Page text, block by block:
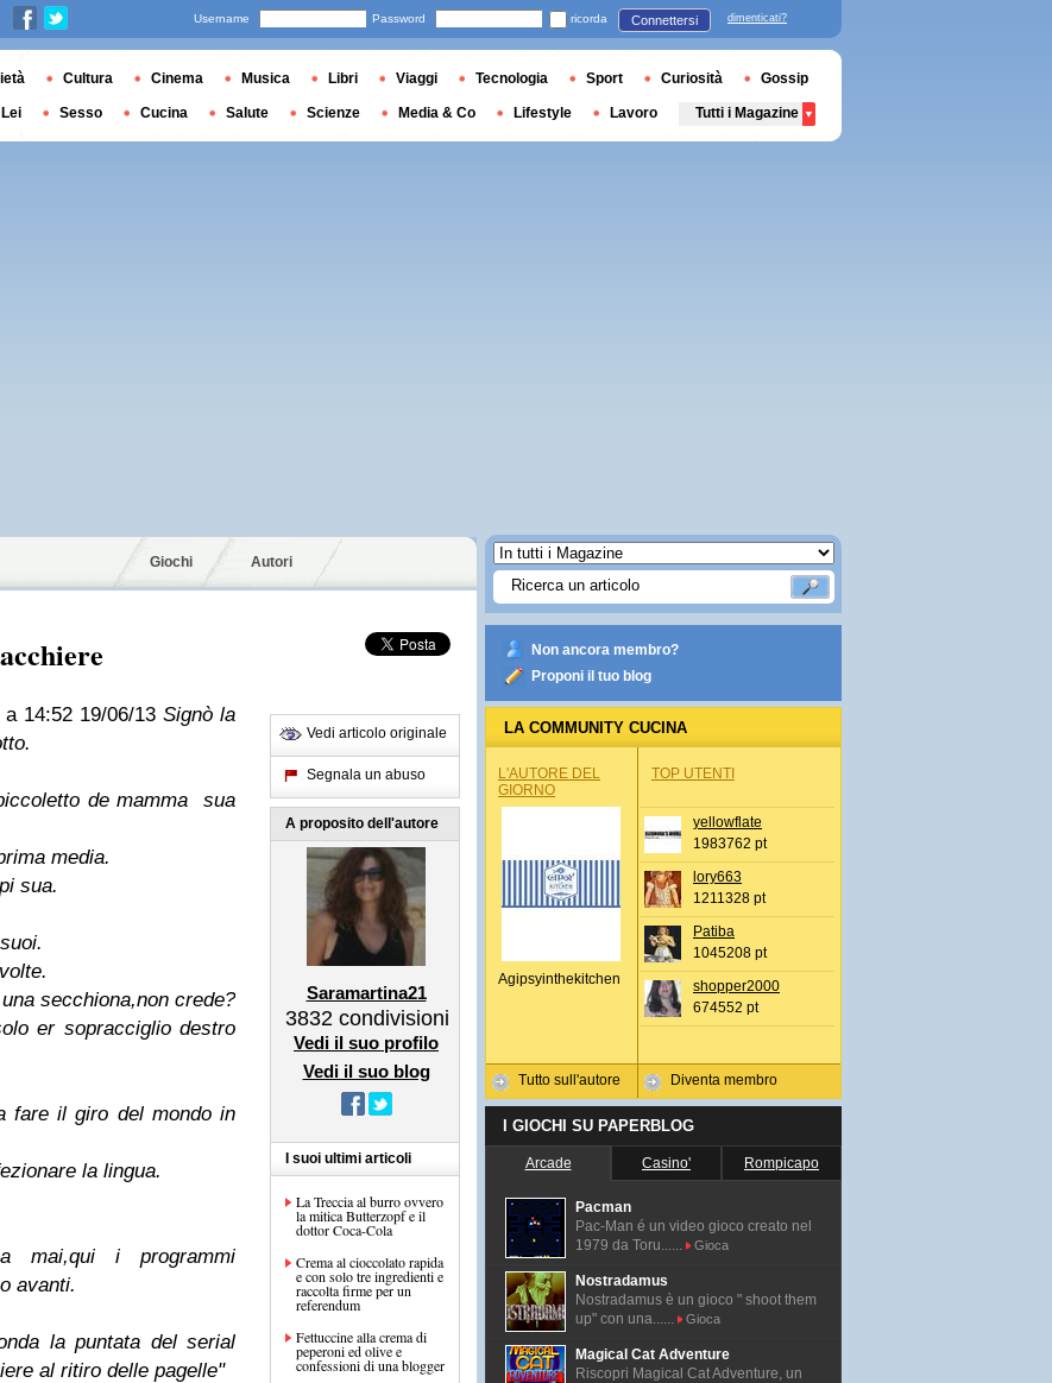
Giochi Autori
a 14:52 19/06/13 Signò la
de mamma sua
media.
sua.
secchiona,non crede?
er sopracciglio destro
fare il giro del mondo in
la lingua.
mai,qui i programmi
avanti.
la puntata del serial
al ritiro delle pagelle"
Vedi articolo originale
Segnala un abuso
A proposito dell'autore
Saramartina21
3832 condivisioni
Vedi il suo profilo
Vedi il suo blog
I suoi ultimi articoli
La Treccia al burro ovvero
la mitica Butterzopf e il
dottor Coca-Cola
Crema al cioccolato rapida
e con solo tre ingredienti e
raccolta firme per un
referendum
Fettuccine alla crema di
peperoni ed olive e
confessioni di una blogger
Non ancora membro?
Proponi il tuo blog
LA COMMUNITY CUCINA
L'AUTORE DEL
GIORNO
Agipsyinthekitchen
Tutto sull'autore
TOP UTENTI
yellowflate
1983762 pt
lory663
1211328 pt
Patiba
1045208 pt
shopper2000
674552 pt
Diventa membro
I GIOCHI SU PAPERBLOG
Arcade Casino' Rompicapo
Pacman
Pac-Man é un video gioco creato nel
1979 da Toru......
Gioca
Nostradamus
Nostradamus è un gioco " shoot them
up" con una......
Gioca
Magical Cat Adventure
Riscopri Magical Cat Adventure, un
Username Password ricorda Connettersi dimenticati?
Cultura Cinema Musica Libri Viaggi Tecnologia Sport Curiosità Gossip
Sesso Cucina Salute Scienze Media & Co Lifestyle Lavoro Tutti i Magazine